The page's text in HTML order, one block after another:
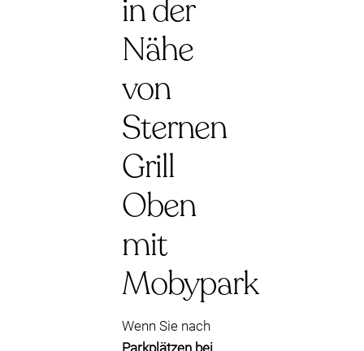
in der
Nähe
von
Sternen
Grill
Oben
mit
Mobypark
Wenn Sie nach